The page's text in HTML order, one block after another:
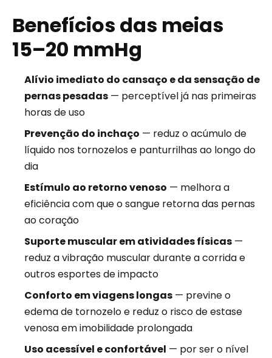
Benefícios das meias
15–20 mmHg
Alívio imediato do cansaço e da sensação de
pernas pesadas — perceptível já nas primeiras
horas de uso
Prevenção do inchaço — reduz o acúmulo de
líquido nos tornozelos e panturrilhas ao longo do
dia
Estímulo ao retorno venoso — melhora a
eficiência com que o sangue retorna das pernas
ao coração
Suporte muscular em atividades físicas —
reduz a vibração muscular durante a corrida e
outros esportes de impacto
Conforto em viagens longas — previne o
edema de tornozelo e reduz o risco de estase
venosa em imobilidade prolongada
Uso acessível e confortável — por ser o nível